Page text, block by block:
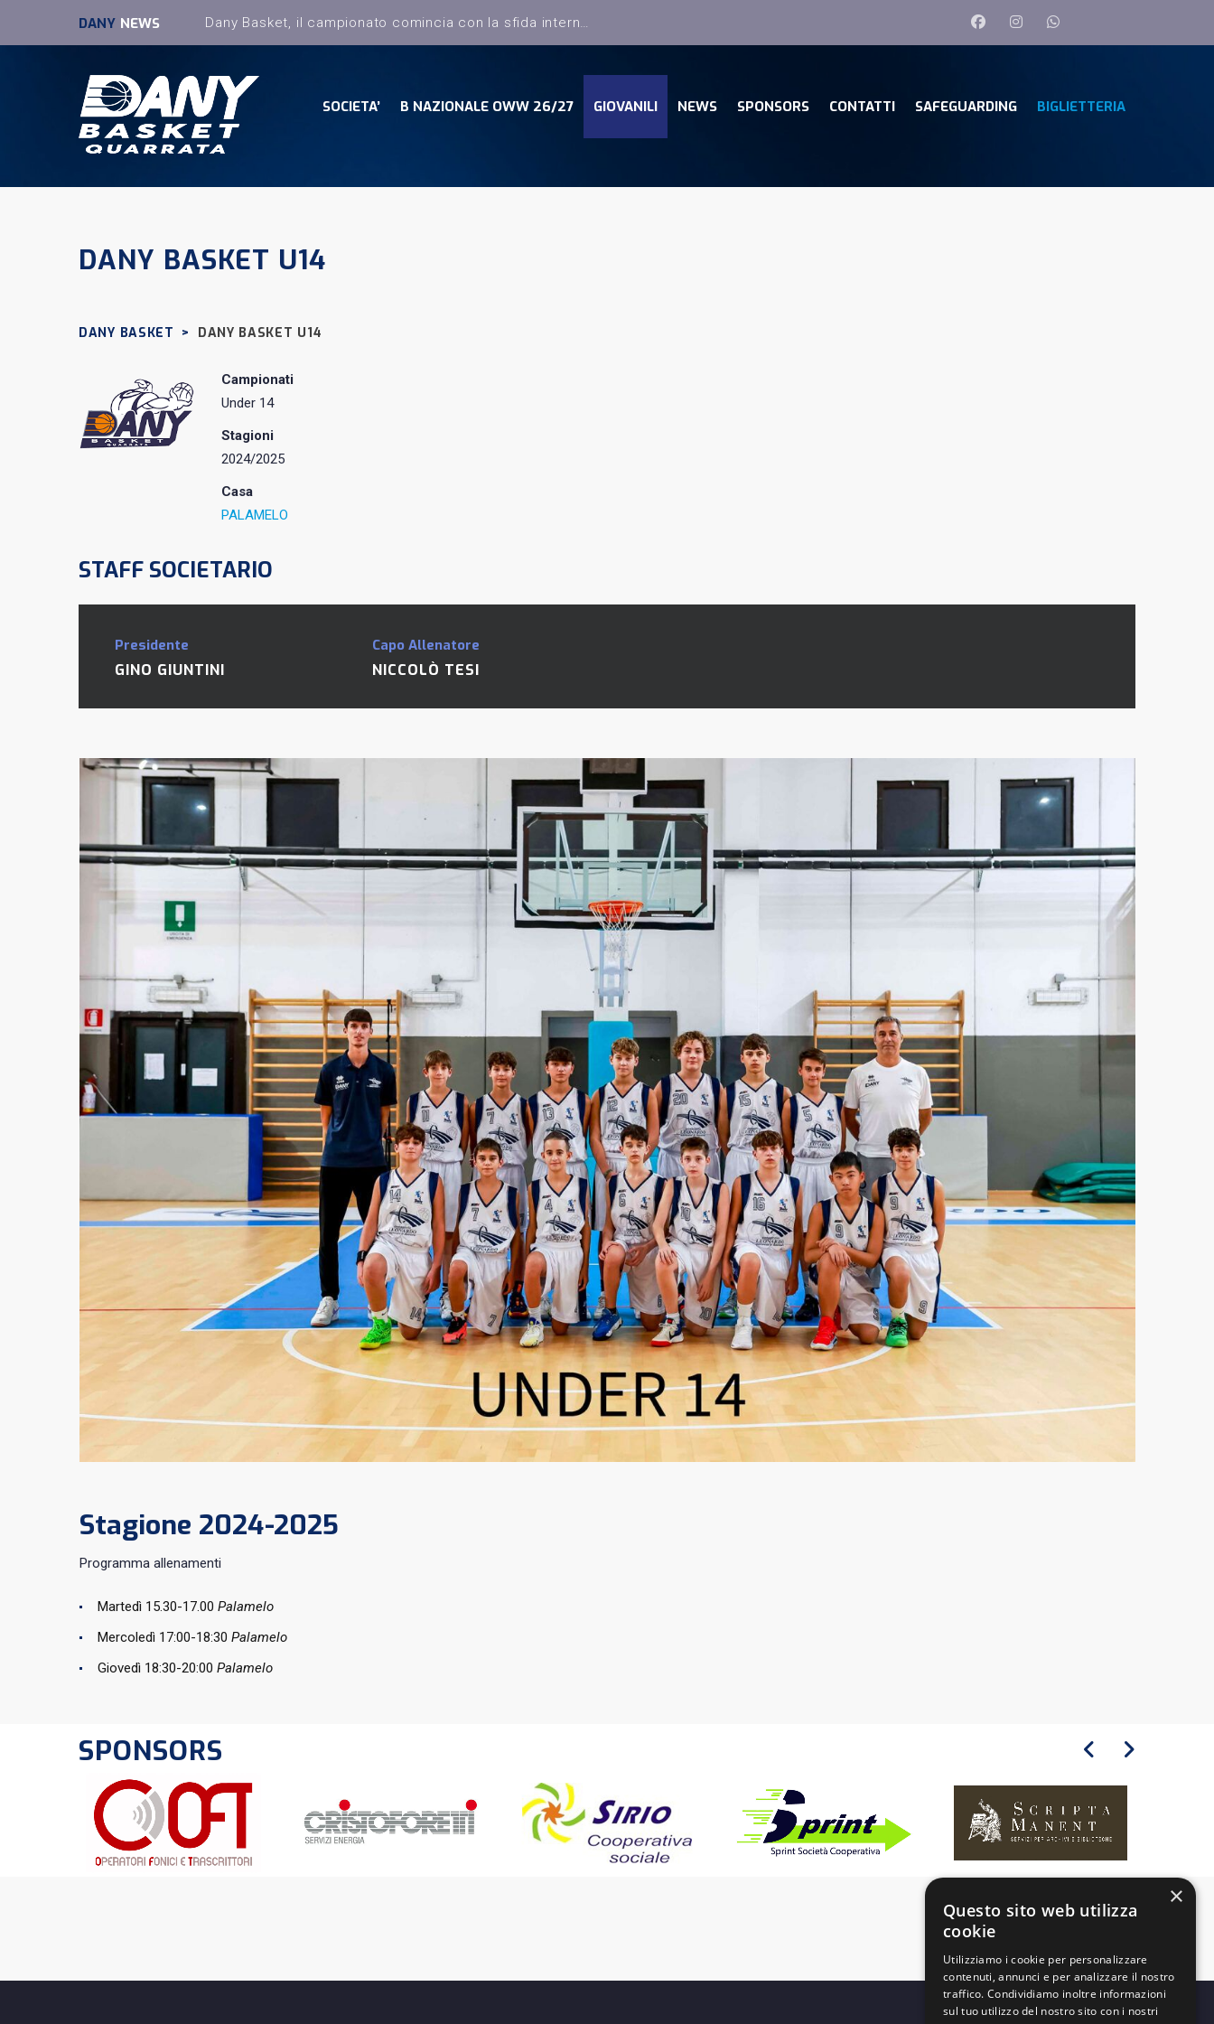
DANY NEWS
SOCIETA’ B NAZIONALE OWW 26/27 GIOVANILI NEWS SPONSORS CONTATTI SAFEGUARDING BIGLIETTERIA
DANY BASKET U14
DANY BASKET > DANY BASKET U14
Campionati
Under 14
Stagioni
2024/2025
Casa
PALAMELO
STAFF SOCIETARIO
Presidente
GINO GIUNTINI
Capo Allenatore
NICCOLÒ TESI
Stagione 2024-2025
Programma allenamenti
Martedì 15.30-17.00 Palamelo
Mercoledì 17:00-18:30 Palamelo
Giovedì 18:30-20:00 Palamelo
SPONSORS
×
Questo sito web utilizza
cookie
Utilizziamo i cookie per personalizzare
contenuti, annunci e per analizzare il nostro
traffico. Condividiamo inoltre informazioni
sul tuo utilizzo del nostro sito con i nostri